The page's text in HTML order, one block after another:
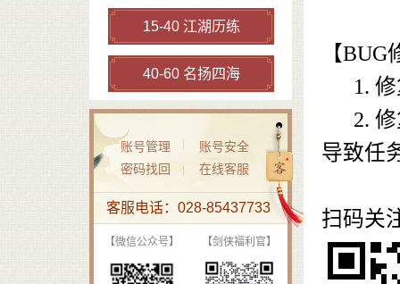
15-40 江湖历练
40-60 名扬四海
账号管理
账号安全
密码找回
在线客服
客服电话：028-85437733
【微信公众号】 【剑侠福利官】
【BUG
1. 修
2. 修
导致任
扫码关